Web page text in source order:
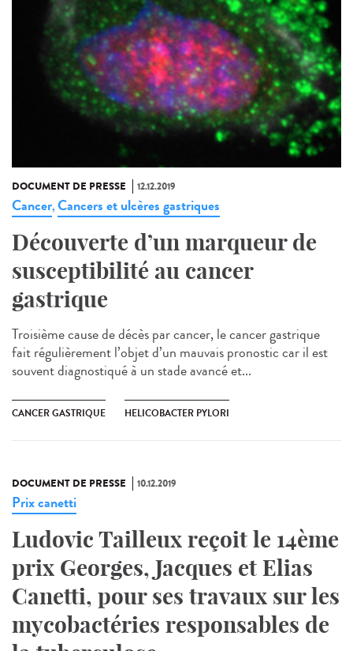
DOCUMENT DE PRESSE 12.12.2019
Cancer,Cancers et ulcères gastriques
Découverte d’un marqueur de
susceptibilité au cancer
gastrique
Troisième cause de décès par cancer, le cancer gastrique
fait régulièrement l’objet d’un mauvais pronostic car il est
souvent diagnostiqué à un stade avancé et...
CANCER GASTRIQUE HELICOBACTER PYLORI
DOCUMENT DE PRESSE 10.12.2019
Prix canetti
Ludovic Tailleux reçoit le 14ème
prix Georges, Jacques et Elias
Canetti, pour ses travaux sur les
mycobactéries responsables de